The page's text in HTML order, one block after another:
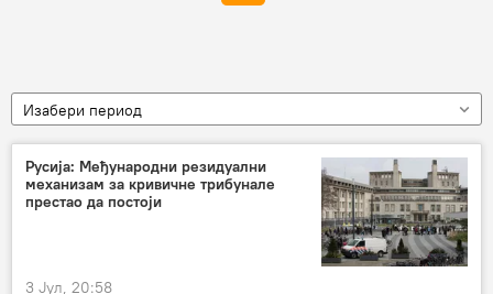
Изабери период
Русија: Међународни резидуални
механизам за кривичне трибунале
престао да постоји
3 Јул, 20:58